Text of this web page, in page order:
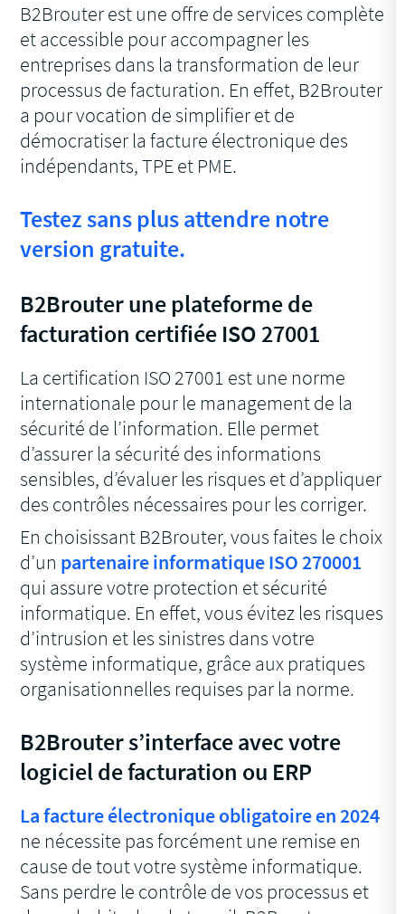
B2Brouter est une offre de services complète
et accessible pour accompagner les
entreprises dans la transformation de leur
processus de facturation. En effet, B2Brouter
a pour vocation de simplifier et de
démocratiser la facture électronique des
indépendants, TPE et PME.
Testez sans plus attendre notre
version gratuite.
B2Brouter une plateforme de
facturation certifiée ISO 27001
La certification ISO 27001 est une norme
internationale pour le management de la
sécurité de l’information. Elle permet
d’assurer la sécurité des informations
sensibles, d’évaluer les risques et d’appliquer
des contrôles nécessaires pour les corriger.
En choisissant B2Brouter, vous faites le choix
d’un partenaire informatique ISO 270001
qui assure votre protection et sécurité
informatique. En effet, vous évitez les risques
d’intrusion et les sinistres dans votre
système informatique, grâce aux pratiques
organisationnelles requises par la norme.
B2Brouter s’interface avec votre
logiciel de facturation ou ERP
La facture électronique obligatoire en 2024
ne nécessite pas forcément une remise en
cause de tout votre système informatique.
Sans perdre le contrôle de vos processus et